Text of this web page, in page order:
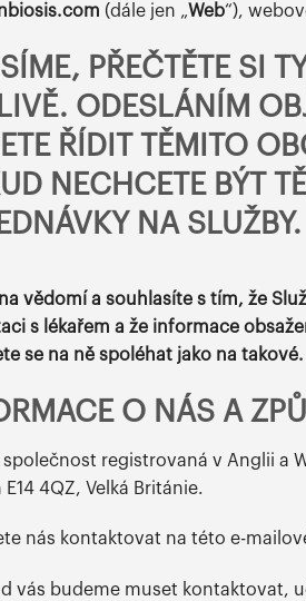
(dále jen „Web“),
PŘEČTĚTE SI
ODESLÁNÍM
ŘÍDIT TĚMITO
NECHCETE BÝT
NA SLUŽBY.
vědomí a souhlasíte s tím, že
s lékařem a že informace
se na ně spoléhat jako na takové.
O NÁS A
společnost registrovaná v Anglii a
E14 4QZ, Velká Británie.
nás kontaktovat na této e-
vás budeme muset kontaktovat,